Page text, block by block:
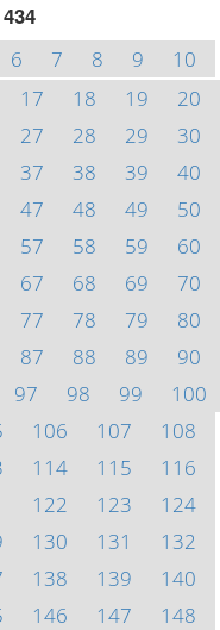
434
6 7 8 9
10
17 18 19
20
27 28 29
30
37 38 39
40
47 48 49
50
57 58 59
60
67 68 69
70
77 78 79
80
87 88 89
90
97 98 99
100
106 107
108
114 115
116
122 123
124
130 131
132
138 139
140
146 147
148